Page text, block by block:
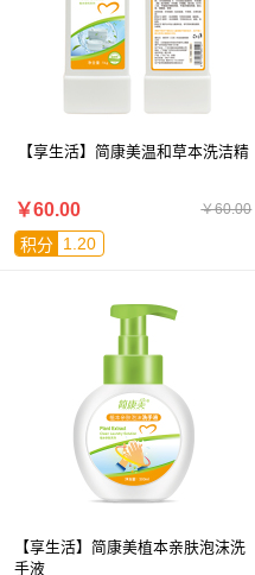
【享生活】简康美温和草本洗洁精
￥60.00
￥60.00
积分 1.20
【享生活】简康美植本亲肤泡沫洗
手液